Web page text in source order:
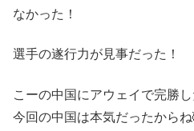
なかった！
選手の遂行力が見事だった！
こーの中国にアウェイで完勝し
今回の中国は本気だったから